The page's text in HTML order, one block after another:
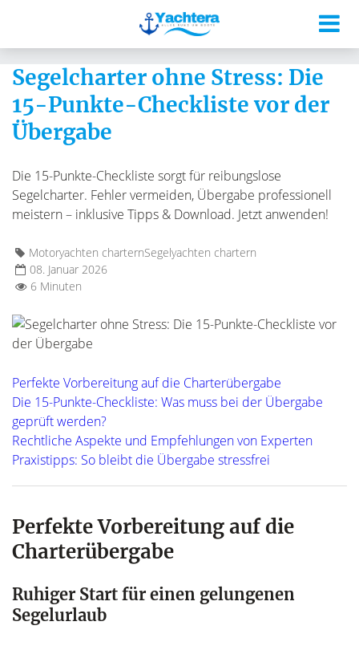
Segelcharter ohne Stress: Die
15-Punkte-Checkliste vor der
Übergabe
Die 15-Punkte-Checkliste sorgt für reibungslose
Segelcharter. Fehler vermeiden, Übergabe professionell
meistern – inklusive Tipps & Download. Jetzt anwenden!
Motoryachten charternSegelyachten chartern
08. Januar 2026
6 Minuten
Perfekte Vorbereitung auf die Charterübergabe
Die 15-Punkte-Checkliste: Was muss bei der Übergabe
geprüft werden?
Rechtliche Aspekte und Empfehlungen von Experten
Praxistipps: So bleibt die Übergabe stressfrei
Perfekte Vorbereitung auf die
Charterübergabe
Ruhiger Start für einen gelungenen
Segelurlaub